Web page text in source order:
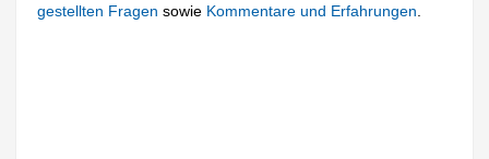
gestellten Fragen sowie Kommentare und Erfahrungen